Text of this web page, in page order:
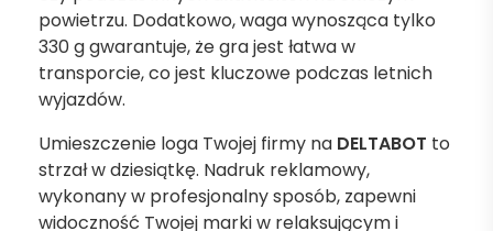
powietrzu. Dodatkowo, waga wynosząca tylko
330 g gwarantuje, że gra jest łatwa w
transporcie, co jest kluczowe podczas letnich
wyjazdów.
Umieszczenie loga Twojej firmy na DELTABOT to
strzał w dziesiątkę. Nadruk reklamowy,
wykonany w profesjonalny sposób, zapewni
widoczność Twojej marki w relaksującym i